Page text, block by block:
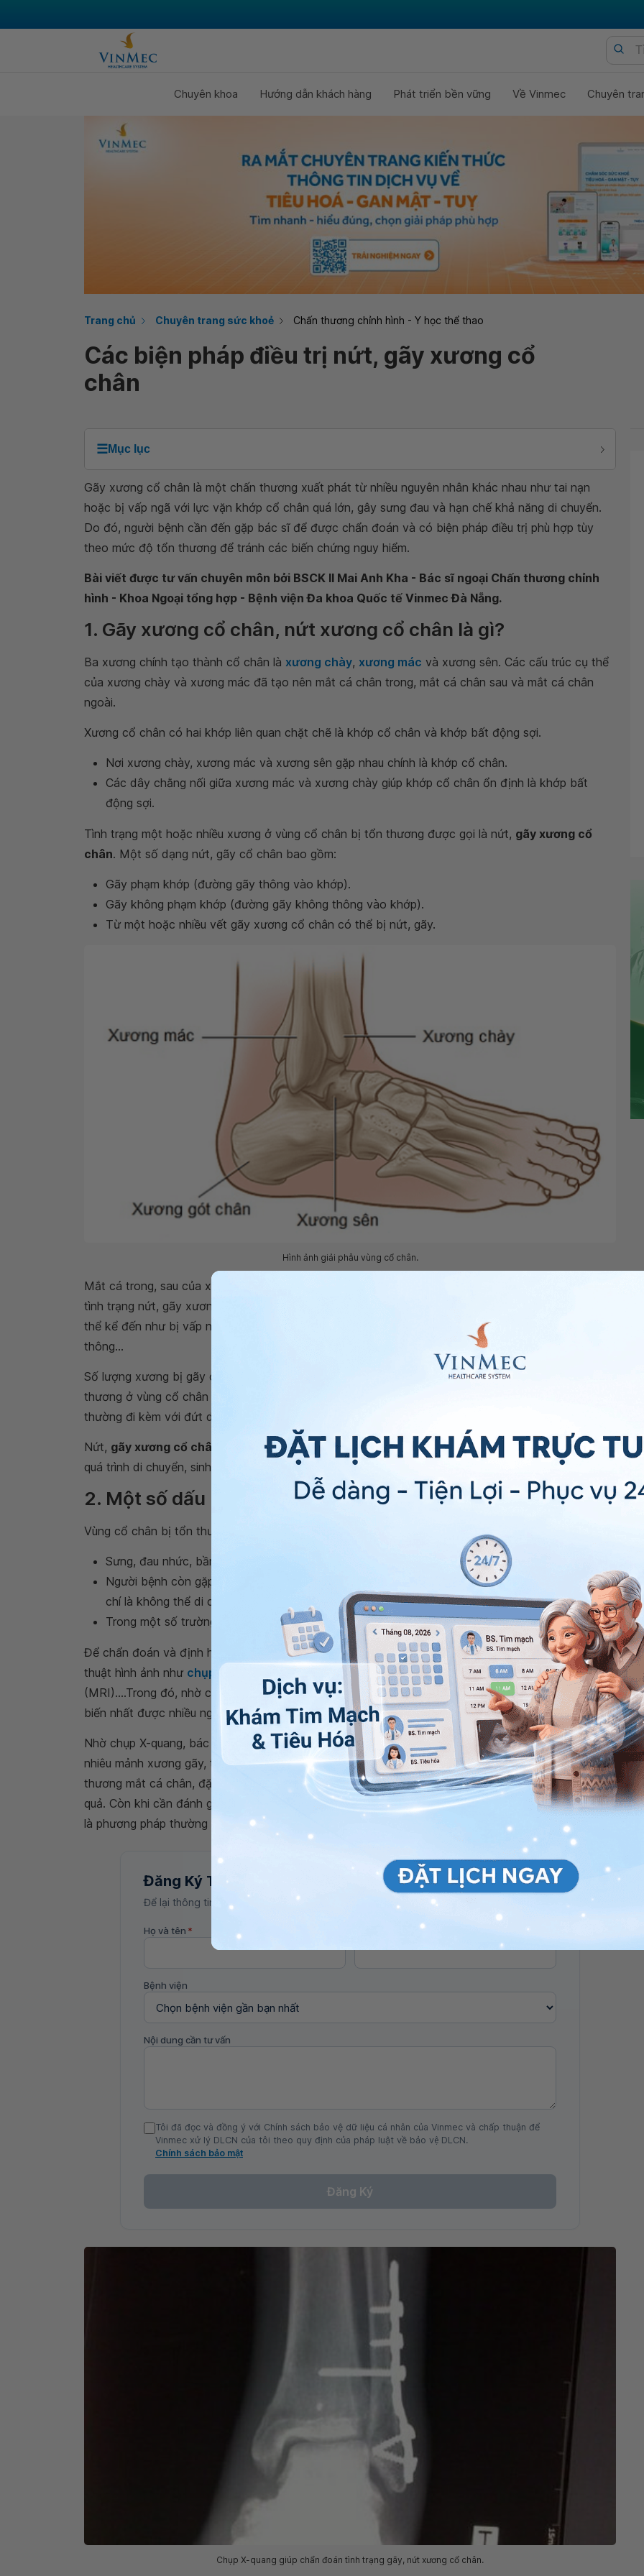
Chuyên khoa Hướng dẫn khách hàng Phát triển bền vững Về Vinmec Chuyên
Trang chủ Chuyên trang sức khoẻ Chấn thương chỉnh hình - Y học thể thao
Các biện pháp điều trị nứt, gãy xương cổ
chân
☰Mục lục
Gãy xương cổ chân là một chấn thương xuất phát từ nhiều nguyên nhân khác nhau như tai nạn
hoặc bị vấp ngã với lực vặn khớp cổ chân quá lớn, gây sưng đau và hạn chế khả năng di chuyển.
Do đó, người bệnh cần đến gặp bác sĩ để được chẩn đoán và có biện pháp điều trị phù hợp tùy
theo mức độ tổn thương để tránh các biến chứng nguy hiểm.
Bài viết được tư vấn chuyên môn bởi BSCK II Mai Anh Kha - Bác sĩ ngoại Chấn thương chỉnh
hình - Khoa Ngoại tổng hợp - Bệnh viện Đa khoa Quốc tế Vinmec Đà Nẵng.
1. Gãy xương cổ chân, nứt xương cổ chân là gì?
Ba xương chính tạo thành cổ chân là xương chày, xương mác và xương sên. Các cấu trúc cụ thể
của xương chày và xương mác đã tạo nên mắt cá chân trong, mắt cá chân sau và mắt cá chân
ngoài.
Xương cổ chân có hai khớp liên quan chặt chẽ là khớp cổ chân và khớp bất động sợi.
Nơi xương chày, xương mác và xương sên gặp nhau chính là khớp cổ chân.
Các dây chằng nối giữa xương mác và xương chày giúp khớp cổ chân ổn định là khớp bất
động sợi.
Tình trạng một hoặc nhiều xương ở vùng cổ chân bị tổn thương được gọi là nứt, gãy xương cổ
chân. Một số dạng nứt, gãy cổ chân bao gồm:
Gãy phạm khớp (đường gãy thông vào khớp).
Gãy không phạm khớp (đường gãy không thông vào khớp).
Từ một hoặc nhiều vết gãy xương cổ chân có thể bị nứt, gãy.
Hình ảnh giải phẫu vùng cổ chân.
Mắt cá trong, sau của xương chày và mắt cá ngoài của xương mác là những vị trí thường xảy ra
tình trạng nứt, gãy xương ở mọi lứa tuổi. Tình trạng này do nhiều nguyên nhân gây ra, trong đó có
thể kể đến như bị vấp ngã với lực vặn khớp cổ chân quá lớn, tai nạn sinh hoạt hoặc tai nạn giao
thông…
Số lượng xương bị gãy càng nhiều thì sự ổn định của cổ chân càng giảm. Đồng thời, một vị trí tổn
thương ở vùng cổ chân cũng thường kéo theo tổn thương tại một vị trí khác, ví dụ như gãy xương
thường đi kèm với đứt dây chằng.
Nứt, gãy xương cổ chân
nếu không được điều trị đúng cách và kịp thời sẽ gây ảnh hưởng lớn đến
quá trình di chuyển, sinh hoạt.
2. Một số dấu hiệu xương cổ chân bị gãy.
Vùng cổ chân bị tổn thương thường xuất hiện các dấu hiệu như:
Sưng, đau nhức, bầm tím.
Người bệnh còn gặp khó khăn trong việc di chuyển do cổ chân bị hạn chế vận động, thậm
chí là không thể di chuyển.
Trong một số trường hợp nghiêm trọng, trình trạng biến dạng vùng cổ chân có thể xảy ra.
Để chẩn đoán và định hướng điều trị bên cạnh thăm khám lâm sàng, bác sĩ thường chỉ định các kỹ
thuật hình ảnh như chụp X-quang chụp cắt lớp vi tính(CT-scan) và chụp cộng hưởng từ
(MRI)....Trong đó, nhờ chi phí thấp và dễ thực hiện nên chụp X-quang trở thành phương pháp phổ
biến nhất được nhiều người sử dụng.
Nhờ chụp X-quang, bác sĩ sẽ xác định được số lượng xương bị gãy, gãy như thế nào và có bao
nhiêu mảnh xương gãy, từ đó đưa ra phương pháp điều trị thích hợp. Trong trường hợp đánh giá tổn
thương mắt cá chân, đặc biệt là
gãy xương kiểu phạm khớp, chụp cắt lớp vi tính sẽ mang lại hiệu
quả. Còn khi cần đánh giá tổn thương xương và mô mềm như dây chằng thì chụp cộng hưởng từ lại
là phương pháp thường được chỉ định.
Đăng Ký Tư Vấn
Để lại thông tin, bác sĩ Vinmec sẽ liên hệ tư vấn trong 24 giờ.
Họ và tên *
Bệnh viện
Nội dung cần tư vấn
Tôi đã đọc và đồng ý với Chính sách bảo vệ dữ liệu cá nhân của Vinmec và chấp thuận để
Vinmec xử lý DLCN của tôi theo quy định của pháp luật về bảo vệ DLCN.
Chính sách bảo mật
Đăng Ký
Chụp X-quang giúp chẩn đoán tình trạng gãy, nứt xương cổ chân.